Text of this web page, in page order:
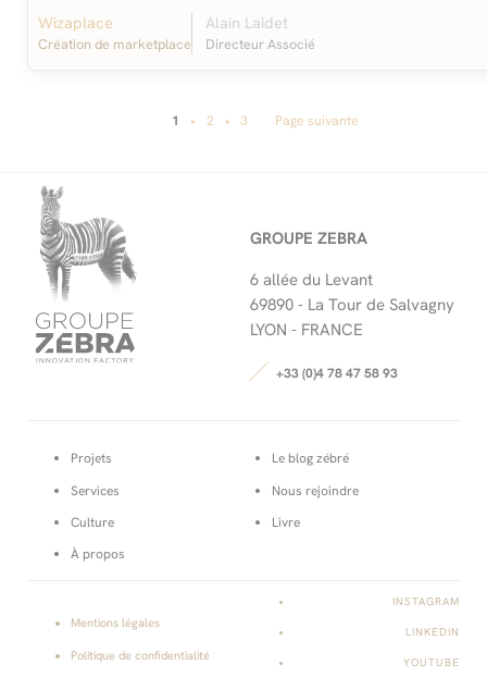
Wizaplace
Création de marketplace
Alain Laidet
Directeur Associé
1 2 3 Page suivante
GROUPE ZEBRA
6 allée du Levant
69890 - La Tour de Salvagny
LYON - FRANCE
+33 (0)4 78 47 58 93
Projets
Services
Culture
À propos
Le blog zébré
Nous rejoindre
Livre
INSTAGRAM
LINKEDIN
YOUTUBE
Mentions légales
Politique de confidentialité